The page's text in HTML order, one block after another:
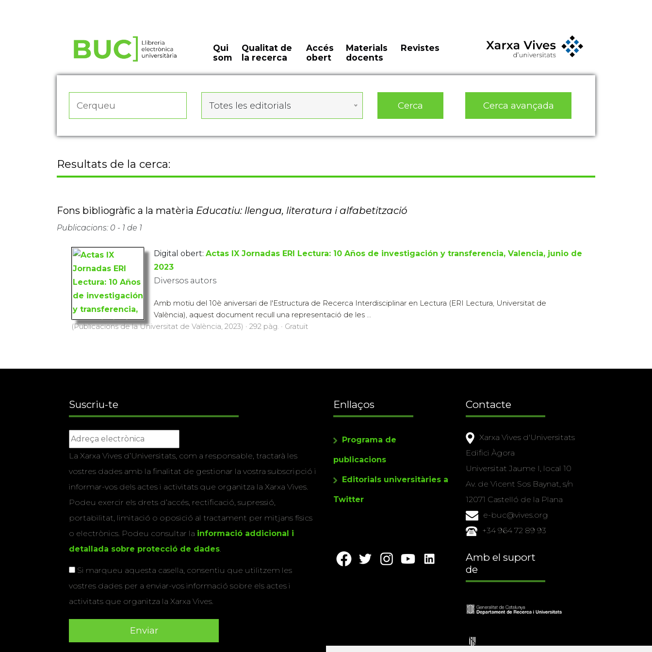
Qui
som
Qualitat de
la recerca
Accés
obert
Materials
docents
Revistes
Totes les editorials Cerca Cerca avançada
Resultats de la cerca:
Fons bibliogràfic a la matèria Educatiu: llengua, literatura i alfabetització
Publicacions: 0 - 1 de 1
Digital obert: Actas IX Jornadas ERI Lectura: 10 Años de investigación y transferencia, Valencia, junio de
2023
Diversos autors
Amb motiu del 10è aniversari de l'Estructura de Recerca Interdisciplinar en Lectura (ERI Lectura, Universitat de
València), aquest document recull una representació de les ...
(Publicacions de la Universitat de València, 2023) · 292 pàg. · Gratuït
Suscriu-te
La Xarxa Vives d’Universitats, com a responsable, tractarà les
vostres dades amb la finalitat de gestionar la vostra subscripció i
informar-vos dels actes i activitats que organitza la Xarxa Vives.
Podeu exercir els drets d’accés, rectificació, supressió,
portabilitat, limitació o oposició al tractament per mitjans físics
o electrònics. Podeu consultar la informació addicional i
detallada sobre protecció de dades.
Si marqueu aquesta casella, consentiu que utilitzem les
vostres dades per a enviar-vos informació sobre els actes i
activitats que organitza la Xarxa Vives.
Enllaços
Programa de
publicacions
Editorials universitàries a
Twitter
Contacte
Xarxa Vives d'Universitats
Edifici Àgora
Universitat Jaume I, local 10
Av. de Vicent Sos Baynat, s/n
12071 Castelló de la Plana
e-buc@vives.org
+34 964 72 89 93
Amb el suport
de